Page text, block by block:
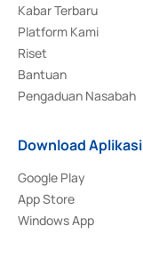
Kabar Terbaru
Platform Kami
Riset
Bantuan
Pengaduan Nasabah
Download Aplikasi
Google Play
App Store
Windows App